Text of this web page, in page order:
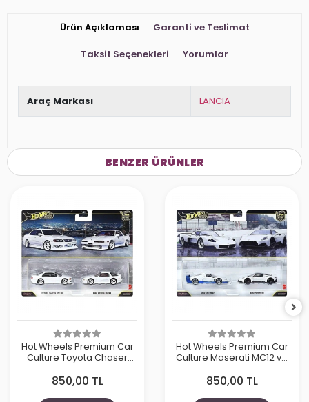
Ürün Açıklaması Garanti ve Teslimat
Taksit Seçenekleri Yorumlar
Araç Markası LANCIA
BENZER ÜRÜNLER
Hot Wheels Premium Car
Culture Toyota Chaser
Supra
850,00 TL
Hot Wheels Premium Car
Culture Maserati MC12 ve
850,00 TL